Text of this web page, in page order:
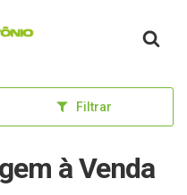
Filtrar
à Venda